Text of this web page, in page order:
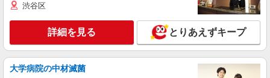
渋谷区
詳細を見る とりあえずキープ
大学病院の中材滅菌